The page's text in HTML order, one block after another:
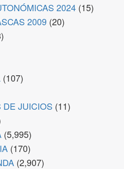
2024 (15)
2009 (20)
(107)
DE JUICIOS (11)
(5,995)
(170)
(2,907)